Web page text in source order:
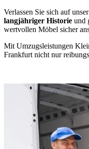
Verlassen Sie sich auf unser
langjähriger Historie und
wertvollen Möbel sicher
Mit Umzugsleistungen
Frankfurt nicht nur